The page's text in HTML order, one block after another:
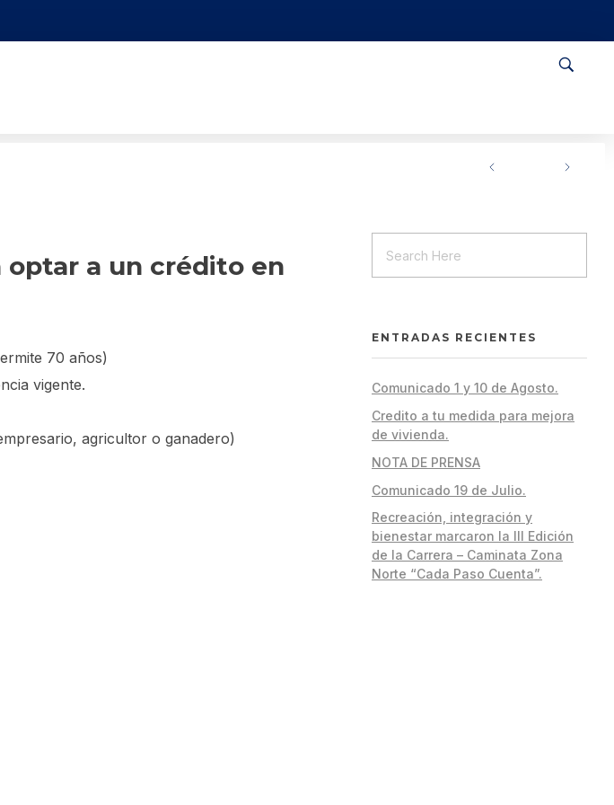
optar a un crédito en
70 años)
vigente.
agricultor o ganadero)
ENTRADAS RECIENTES
Comunicado 1 y 10 de Agosto.
Credito a tu medida para mejora
de vivienda.
NOTA DE PRENSA
Comunicado 19 de Julio.
Recreación, integración y
bienestar marcaron la III Edición
de la Carrera – Caminata Zona
Norte “Cada Paso Cuenta”.